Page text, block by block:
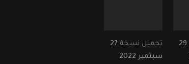
29
تحميل نسخة 27
سبتمبر 2022